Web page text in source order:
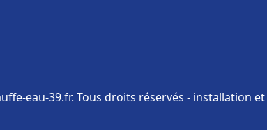
eau-39.fr. Tous droits réservés - installation